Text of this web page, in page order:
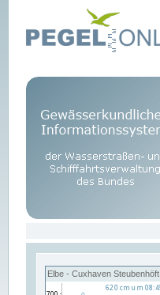
Elbe - Cuxhaven Steubenhöft